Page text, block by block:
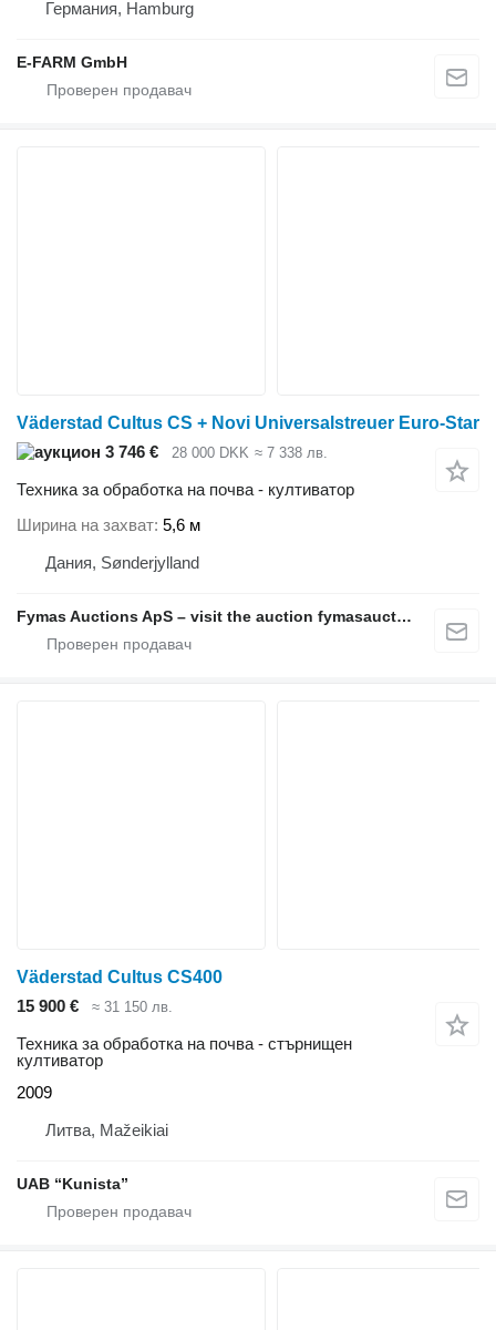
Германия, Hamburg
E-FARM GmbH
Väderstad Cultus CS + Novi Universalstreuer Euro-Star
3 746 €
28 000 DKK ≈ 7 338 лв.
Техника за обработка на почва - култиватор
Ширина на захват 5,6 м
Дания, Sønderjylland
Fymas Auctions ApS – visit the auction fymasauctions.dk
Väderstad Cultus CS400
15 900 €
≈ 31 150 лв.
Техника за обработка на почва - стърнищен
култиватор
2009
Литва, Mažeikiai
UAB “Kunista”